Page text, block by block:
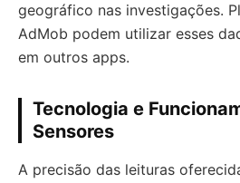
geográfico nas investigações.
AdMob podem utilizar esses
em outros apps.
Tecnologia e
Sensores
A precisão das leituras